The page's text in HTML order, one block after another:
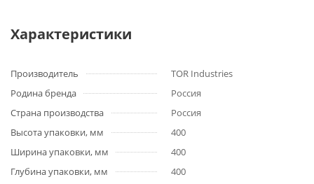
Характеристики
Производитель
TOR Industries
Родина бренда
Россия
Страна производства
Россия
Высота упаковки, мм
400
Ширина упаковки, мм
400
Глубина упаковки, мм
400